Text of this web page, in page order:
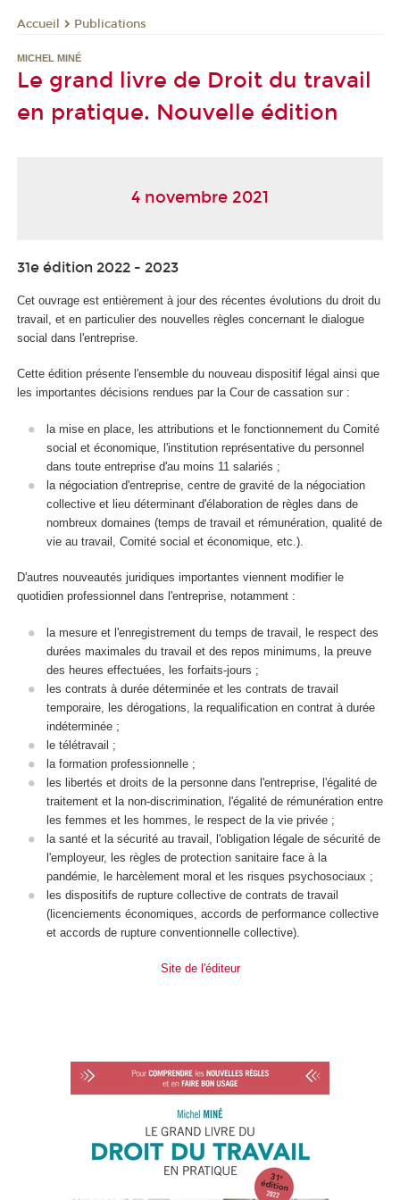
Accueil Publications
MICHEL MINÉ
Le grand livre de Droit du travail
en pratique. Nouvelle édition
4 novembre 2021
31e édition 2022 - 2023
Cet ouvrage est entièrement à jour des récentes évolutions du droit du
travail, et en particulier des nouvelles règles concernant le dialogue
social dans l'entreprise.
Cette édition présente l'ensemble du nouveau dispositif légal ainsi que
les importantes décisions rendues par la Cour de cassation sur :
la mise en place, les attributions et le fonctionnement du Comité
social et économique, l'institution représentative du personnel
dans toute entreprise d'au moins 11 salariés ;
la négociation d'entreprise, centre de gravité de la négociation
collective et lieu déterminant d'élaboration de règles dans de
nombreux domaines (temps de travail et rémunération, qualité de
vie au travail, Comité social et économique, etc.).
D'autres nouveautés juridiques importantes viennent modifier le
quotidien professionnel dans l'entreprise, notamment :
la mesure et l'enregistrement du temps de travail, le respect des
durées maximales du travail et des repos minimums, la preuve
des heures effectuées, les forfaits-jours ;
les contrats à durée déterminée et les contrats de travail
temporaire, les dérogations, la requalification en contrat à durée
indéterminée ;
le télétravail ;
la formation professionnelle ;
les libertés et droits de la personne dans l'entreprise, l'égalité de
traitement et la non-discrimination, l'égalité de rémunération entre
les femmes et les hommes, le respect de la vie privée ;
la santé et la sécurité au travail, l'obligation légale de sécurité de
l'employeur, les règles de protection sanitaire face à la
pandémie, le harcèlement moral et les risques psychosociaux ;
les dispositifs de rupture collective de contrats de travail
(licenciements économiques, accords de performance collective
et accords de rupture conventionnelle collective).
Site de l'éditeur